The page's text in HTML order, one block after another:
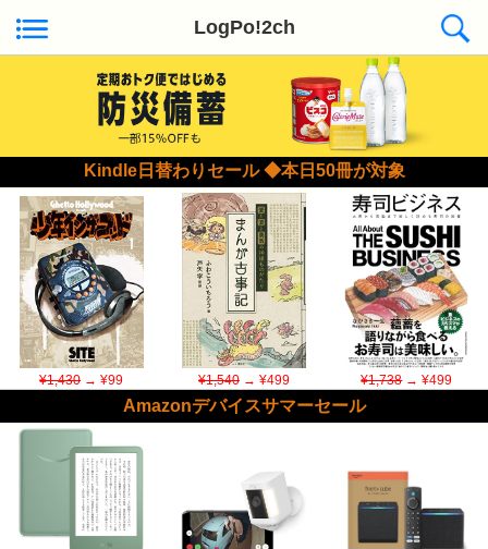
LogPo!2ch
Kindle日替わりセール ◆本日50冊が対象
¥1,430→ ¥99 ¥1,540→ ¥499 ¥1,738→ ¥499
Amazonデバイスサマーセール